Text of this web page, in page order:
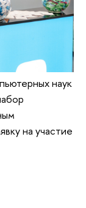
наук
на участие